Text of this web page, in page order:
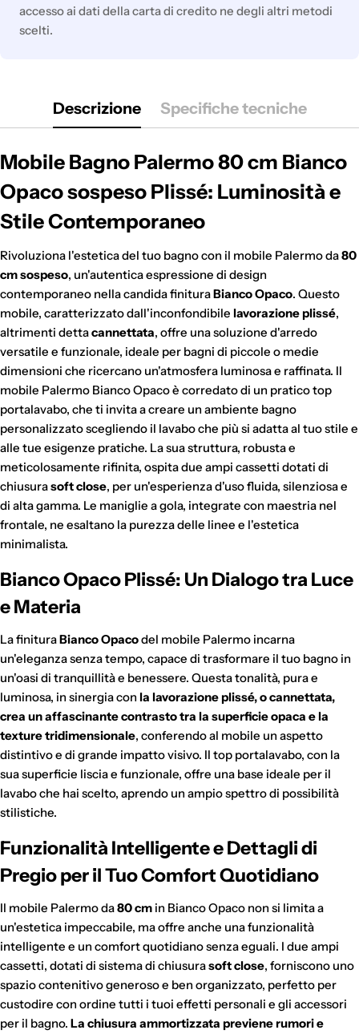
accesso ai dati della carta di credito ne degli altri metodi
scelti.
Descrizione Specifiche tecniche
Mobile Bagno Palermo 80 cm Bianco
Opaco sospeso Plissé: Luminosità e
Stile Contemporaneo
Rivoluziona l'estetica del tuo bagno con il mobile Palermo da80
cm sospeso, un'autentica espressione di design
contemporaneo nella candida finituraBianco Opaco. Questo
mobile, caratterizzato dall'inconfondibile lavorazione plissé,
altrimenti dettacannettata, offre una soluzione d'arredo
versatile e funzionale, ideale per bagni di piccole o medie
dimensioni che ricercano un'atmosfera luminosa e raffinata. Il
mobile Palermo Bianco Opaco è corredato di un pratico top
portalavabo, che ti invita a creare un ambiente bagno
personalizzato scegliendo il lavabo che più si adatta al tuo stile e
alle tue esigenze pratiche. La sua struttura, robusta e
meticolosamente rifinita, ospita due ampi cassetti dotati di
chiusurasoft close, per un'esperienza d'uso fluida, silenziosa e
di alta gamma. Le maniglie a gola, integrate con maestria nel
frontale, ne esaltano la purezza delle linee e l'estetica
minimalista.
Bianco Opaco Plissé: Un Dialogo tra Luce
e Materia
La finituraBianco Opacodel mobile Palermo incarna
un'eleganza senza tempo, capace di trasformare il tuo bagno in
un'oasi di tranquillità e benessere. Questa tonalità, pura e
luminosa, in sinergia con la lavorazione plissé, o cannettata,
crea un affascinante contrasto tra la superficie opaca e la
texture tridimensionale, conferendo al mobile un aspetto
distintivo e di grande impatto visivo. Il top portalavabo, con la
sua superficie liscia e funzionale, offre una base ideale per il
lavabo che hai scelto, aprendo un ampio spettro di possibilità
stilistiche.
Funzionalità Intelligente e Dettagli di
Pregio per il Tuo Comfort Quotidiano
Il mobile Palermo da80 cm in Bianco Opaco non si limita a
un'estetica impeccabile, ma offre anche una funzionalità
intelligente e un comfort quotidiano senza eguali. I due ampi
cassetti, dotati di sistema di chiusurasoft close, forniscono uno
spazio contenitivo generoso e ben organizzato, perfetto per
custodire con ordine tutti i tuoi effetti personali e gli accessori
per il bagno. La chiusura ammortizzata previene rumori e